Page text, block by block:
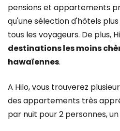
pensions et appartements
qu'une sélection d'hôtels
tous les voyageurs. De plus,
destinations les moins
hawaïennes.
A Hilo, vous trouverez
des appartements très
par nuit pour 2 personnes,